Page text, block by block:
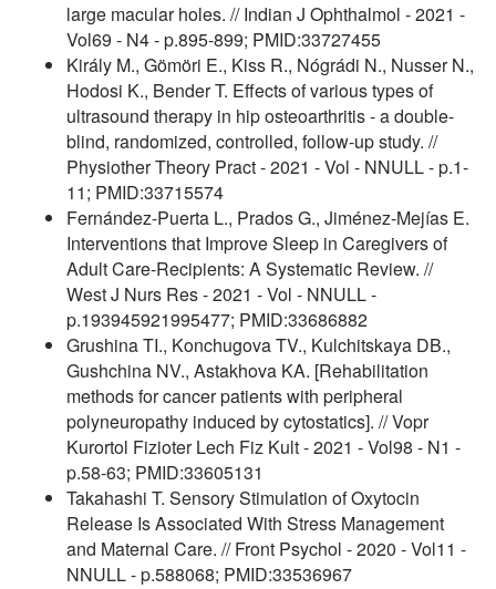
large macular holes. // Indian J Ophthalmol - 2021 -
Vol69 - N4 - p.895-899; PMID:33727455
Király M., Gömöri E., Kiss R., Nógrádi N., Nusser N.,
Hodosi K., Bender T. Effects of various types of
ultrasound therapy in hip osteoarthritis - a double-
blind, randomized, controlled, follow-up study. //
Physiother Theory Pract - 2021 - Vol - NNULL - p.1-
11; PMID:33715574
Fernández-Puerta L., Prados G., Jiménez-Mejías E.
Interventions that Improve Sleep in Caregivers of
Adult Care-Recipients: A Systematic Review. //
West J Nurs Res - 2021 - Vol - NNULL -
p.193945921995477; PMID:33686882
Grushina TI., Konchugova TV., Kulchitskaya DB.,
Gushchina NV., Astakhova KA. [Rehabilitation
methods for cancer patients with peripheral
polyneuropathy induced by cytostatics]. // Vopr
Kurortol Fizioter Lech Fiz Kult - 2021 - Vol98 - N1 -
p.58-63; PMID:33605131
Takahashi T. Sensory Stimulation of Oxytocin
Release Is Associated With Stress Management
and Maternal Care. // Front Psychol - 2020 - Vol11 -
NNULL - p.588068; PMID:33536967